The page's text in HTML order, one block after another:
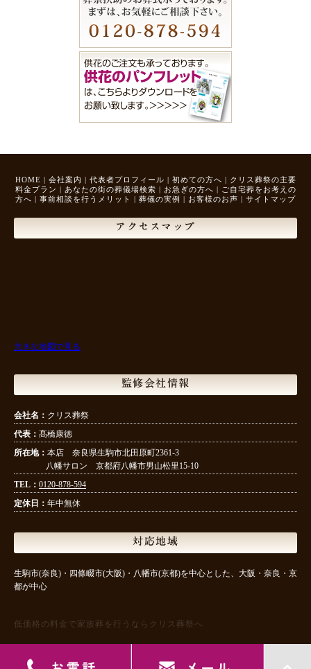
HOME | 会社案内 | 代表者プロフィール | 初めての方へ | クリス葬祭の主要
料金プラン | あなたの街の葬儀場検索 | お急ぎの方へ | ご自宅葬をお考えの
方へ | 事前相談を行うメリット | 葬儀の実例 | お客様のお声 | サイトマップ
アクセスマップ
大きな地図で見る
監修会社情報
会社名： クリス葬祭
代表： 髙橋康徳
所在地： 本店 奈良県生駒市北田原町2361-3
八幡サロン 京都府八幡市男山松里15-10
TEL： 0120-878-594
定休日： 年中無休
対応地域
生駒市(奈良)・四條畷市(大阪)・八幡市(京都)を中心とした、大阪・奈良・京
都が中心
低価格の料金で家族葬を行うならクリス葬祭へ